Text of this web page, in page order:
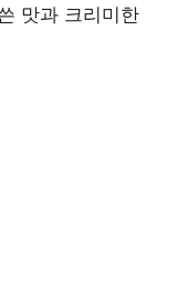
맛과 크리미한